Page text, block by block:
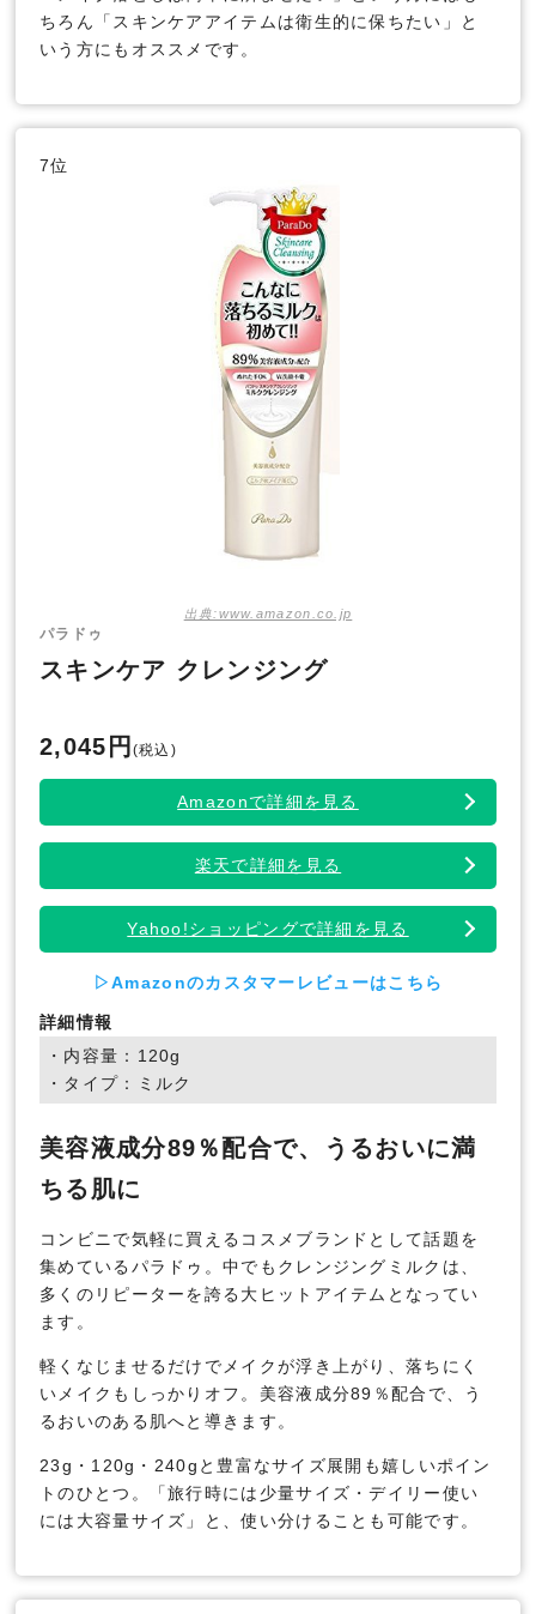
ちろん「スキンケアアイテムは衛生的に保ちたい」と
いう方にもオススメです。
7位
出典:www.amazon.co.jp
パラドゥ
スキンケア クレンジング
2,045円 (税込)
Amazonで詳細を見る
楽天で詳細を見る
Yahoo!ショッピングで詳細を見る
▷Amazonのカスタマーレビューはこちら
詳細情報
・内容量：120g
・タイプ：ミルク
美容液成分89％配合で、うるおいに満
ちる肌に
コンビニで気軽に買えるコスメブランドとして話題を
集めているパラドゥ。中でもクレンジングミルクは、
多くのリピーターを誇る大ヒットアイテムとなってい
ます。
軽くなじませるだけでメイクが浮き上がり、落ちにく
いメイクもしっかりオフ。美容液成分89％配合で、う
るおいのある肌へと導きます。
23g・120g・240gと豊富なサイズ展開も嬉しいポイン
トのひとつ。「旅行時には少量サイズ・デイリー使い
には大容量サイズ」と、使い分けることも可能です。